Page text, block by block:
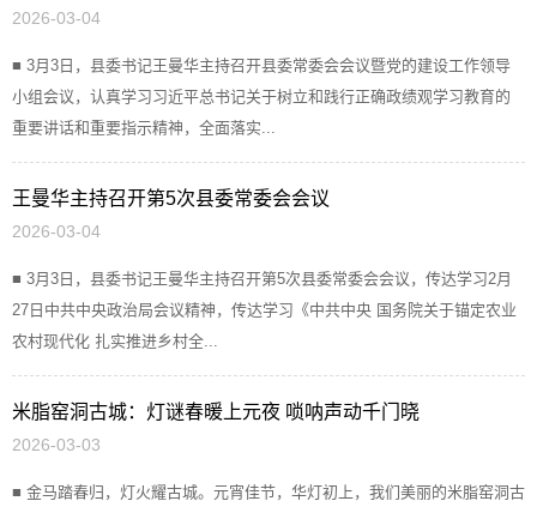
议
2026-03-04
■ 3月3日，县委书记王曼华主持召开县委常委会会议暨党的建设工作领导
小组会议，认真学习习近平总书记关于树立和践行正确政绩观学习教育的
重要讲话和重要指示精神，全面落实...
王曼华主持召开第5次县委常委会会议
2026-03-04
■ 3月3日，县委书记王曼华主持召开第5次县委常委会会议，传达学习2月
27日中共中央政治局会议精神，传达学习《中共中央 国务院关于锚定农业
农村现代化 扎实推进乡村全...
米脂窑洞古城：灯谜春暖上元夜 唢呐声动千门晓
2026-03-03
■ 金马踏春归，灯火耀古城。元宵佳节，华灯初上，我们美丽的米脂窑洞古